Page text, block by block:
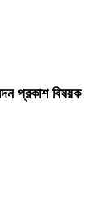
প্রকাশ বিষয়ক